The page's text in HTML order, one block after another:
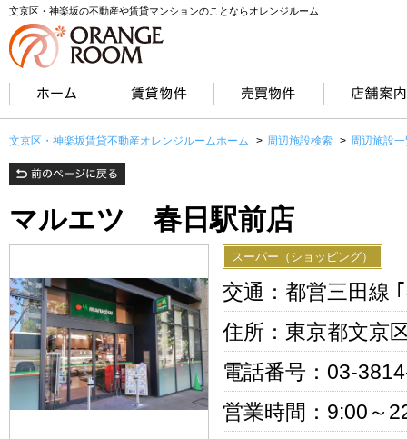
文京区・神楽坂の不動産や賃貸マンションのことならオレンジルーム
文京区・神楽坂賃貸不動産オレンジルームホーム > 周辺施設検索 > 周辺施設
マルエツ 春日駅前店
スーパー（ショッピング）
交通：都営三田線 ｢
住所：東京都文京
電話番号：03-
営業時間：9:00～